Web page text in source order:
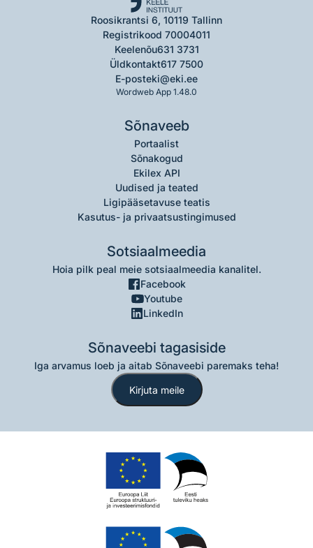
Roosikrantsi 6, 10119 Tallinn
Registrikood 70004011
Keelenõu631 3731
Üldkontakt617 7500
E-posteki@eki.ee
Wordweb App 1.48.0
Sõnaveeb
Portaalist
Sõnakogud
Ekilex API
Uudised ja teated
Ligipääsetavuse teatis
Kasutus- ja privaatsustingimused
Sotsiaalmeedia
Hoia pilk peal meie sotsiaalmeedia kanalitel.
Facebook
Youtube
LinkedIn
Sõnaveebi tagasiside
Iga arvamus loeb ja aitab Sõnaveebi paremaks teha!
Kirjuta meile